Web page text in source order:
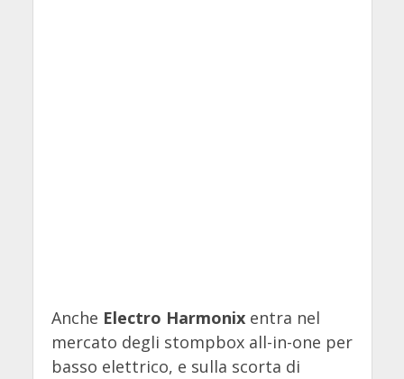
Anche Electro Harmonixentra nel
mercato degli stompbox all-in-one per
basso elettrico, e sulla scorta di